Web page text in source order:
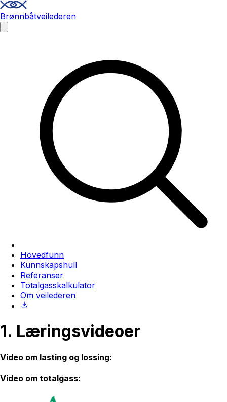
Brønnbåtveilederen
Hovedfunn
Kunnskapshull
Referanser
Totalgasskalkulator
Om veilederen
1. Læringsvideoer
Video om lasting og lossing:
Video om totalgass: